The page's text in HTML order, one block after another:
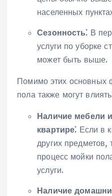
населенных
Сезонность⁚ В
услуги по уборке
может быть выше.
Помимо этих основных
пола также могут
Наличие мебели
квартире⁚ Если в
других предметов,
процесс мойки
услуги.
Наличие